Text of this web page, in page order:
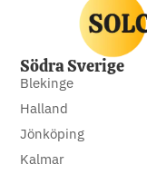
Södra Sverige
Blekinge
Halland
Jönköping
Kalmar